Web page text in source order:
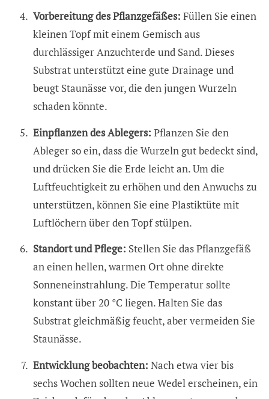
Vorbereitung des Pflanzgefäßes: Füllen Sie einen
kleinen Topf mit einem Gemisch aus
durchlässiger Anzuchterde und Sand. Dieses
Substrat unterstützt eine gute Drainage und
beugt Staunässe vor, die den jungen Wurzeln
schaden könnte.
Einpflanzen des Ablegers: Pflanzen Sie den
Ableger so ein, dass die Wurzeln gut bedeckt sind,
und drücken Sie die Erde leicht an. Um die
Luftfeuchtigkeit zu erhöhen und den Anwuchs zu
unterstützen, können Sie eine Plastiktüte mit
Luftlöchern über den Topf stülpen.
Standort und Pflege: Stellen Sie das Pflanzgefäß
an einen hellen, warmen Ort ohne direkte
Sonneneinstrahlung. Die Temperatur sollte
konstant über 20 °C liegen. Halten Sie das
Substrat gleichmäßig feucht, aber vermeiden Sie
Staunässe.
Entwicklung beobachten: Nach etwa vier bis
sechs Wochen sollten neue Wedel erscheinen, ein